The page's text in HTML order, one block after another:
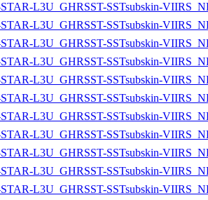
L3U_GHRSST-SSTsubskin-
L3U_GHRSST-SSTsubskin-
L3U_GHRSST-SSTsubskin-
L3U_GHRSST-SSTsubskin-
L3U_GHRSST-SSTsubskin-
L3U_GHRSST-SSTsubskin-
L3U_GHRSST-SSTsubskin-
L3U_GHRSST-SSTsubskin-
L3U_GHRSST-SSTsubskin-
L3U_GHRSST-SSTsubskin-
L3U_GHRSST-SSTsubskin-